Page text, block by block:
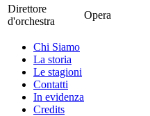
Direttore
d'orchestra
Opera
Chi Siamo
La storia
Le stagioni
Contatti
In evidenza
Credits